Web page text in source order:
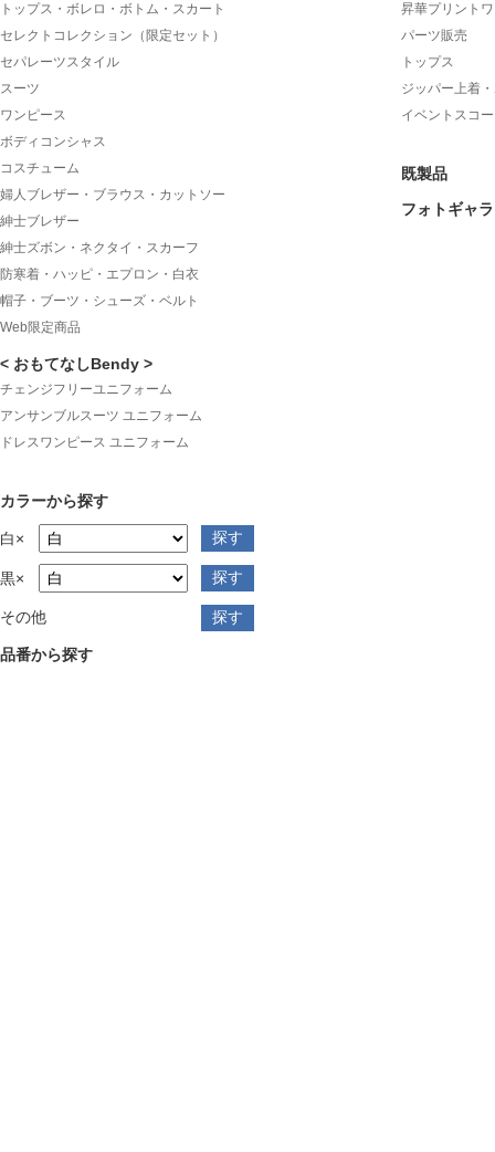
トップス・ボレロ・ボトム・スカート
セレクトコレクション（限定セット）
セパレーツスタイル
スーツ
ワンピース
ボディコンシャス
コスチューム
婦人ブレザー・ブラウス・カットソー
紳士ブレザー
紳士ズボン・ネクタイ・スカーフ
防寒着・ハッピ・エプロン・白衣
帽子・ブーツ・シューズ・ベルト
Web限定商品
< おもてなしBendy >
チェンジフリーユニフォーム
アンサンブルスーツ ユニフォーム
ドレスワンピース ユニフォーム
カラーから探す
白×
黒×
その他
品番から探す
昇華プリント
パーツ販売
トップス
ジッパー上着
イベントスコ
既製品
フォトギャ